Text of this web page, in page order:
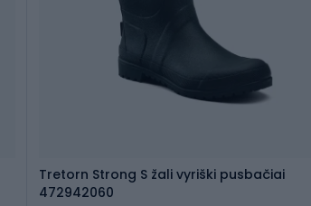
Tretorn Strong S žali vyriški pusbačiai
472942060